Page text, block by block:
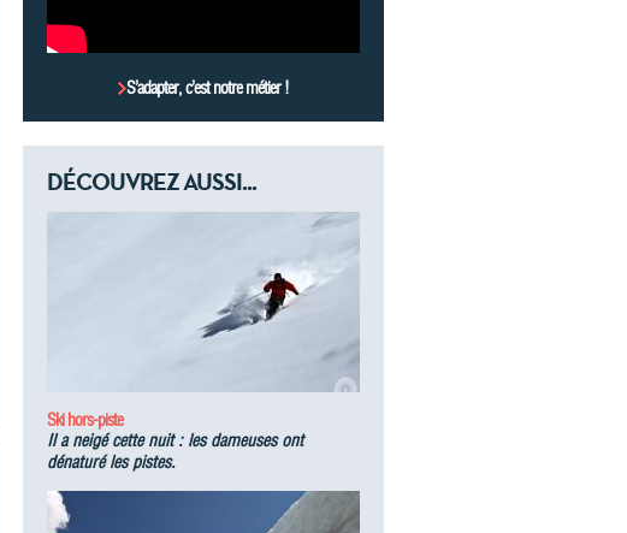
S’adapter, c’est notre métier !
DÉCOUVREZ AUSSI...
Ski hors-piste
Il a neigé cette nuit : les dameuses ont
dénaturé les pistes.